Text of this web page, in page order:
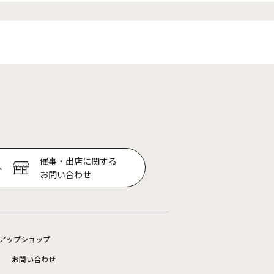
催事・出店に関する
お問い合わせ
ップショップ
お問い合わせ